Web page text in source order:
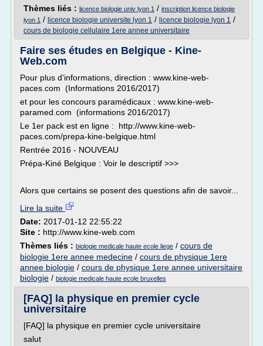
Thèmes liés : licence biologie univ lyon 1 / inscription licence biologie
lyon 1 / licence biologie universite lyon 1 / licence biologie lyon 1 /
cours de biologie cellulaire 1ere annee universitaire
Faire ses études en Belgique - Kine-
Web.com
Pour plus d'informations, direction : www.kine-web-
paces.com (Informations 2016/2017)
et pour les concours paramédicaux : www.kine-web-
paramed.com (informations 2016/2017)
Le 1er pack est en ligne : http://www.kine-web-
paces.com/prepa-kine-belgique.html
Rentrée 2016 - NOUVEAU
Prépa-Kiné Belgique : Voir le descriptif >>>
Alors que certains se posent des questions afin de savoir...
Lire la suite
Date: 2017-01-12 22:55:22
Site : http://www.kine-web.com
Thèmes liés : biologie medicale haute ecole liege / cours de
biologie 1ere annee medecine / cours de physique 1ere
annee biologie / cours de physique 1ere annee universitaire
biologie / biologie medicale haute ecole bruxelles
[FAQ] la physique en premier cycle
universitaire
[FAQ] la physique en premier cycle universitaire
salut